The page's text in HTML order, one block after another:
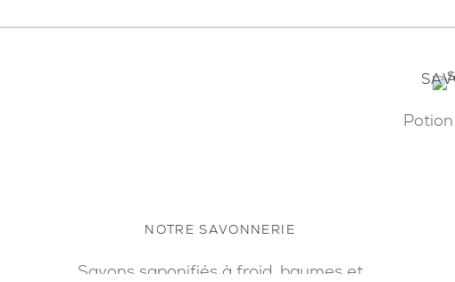
NOTRE SAVONNERIE
Savons saponifiés à froid, baumes et